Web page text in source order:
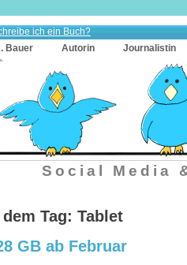
ich ein Buch?
Bauer Autorin Journalistin
Social Media
Tag: Tablet
GB ab Februar